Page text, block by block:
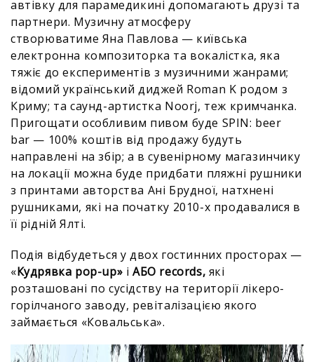
автівку для парамедикині допомагають друзі та
партнери. Музичну атмосферу
створюватиме Яна Павлова — київська
електронна композиторка та вокалістка, яка
тяжіє до експериментів з музичними жанрами;
відомий український диджей Roman K родом з
Криму; та саунд-артистка Noorj, теж кримчанка.
Пригощати особливим пивом буде SPIN: beer
bar — 100% коштів від продажу будуть
направлені на збір; а в сувенірному магазинчику
на локації можна буде придбати пляжні рушники
з принтами авторства Ані Брудної, натхнені
рушниками, які на початку 2010-х продавалися в
її рідній Ялті.
Подія відбудеться у двох гостинних просторах —
«Кудрявка pop-up» іАБО records, які
розташовані по сусідству на території лікеро-
горілчаного заводу, ревіталізацією якого
займається «Ковальська».